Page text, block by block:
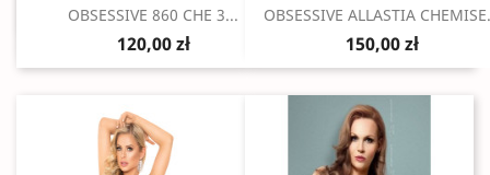
Szybki podgląd
OBSESSIVE 860 CHE 3...
120,00 zł
Szybki podgląd
OBSESSIVE ALLASTIA
150,00 zł